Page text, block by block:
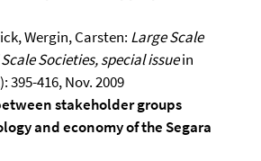
Wergin, Carsten: Large Scale
Societies, special issuein
395-416, Nov. 2009
stakeholder groups
and economy of the Segara